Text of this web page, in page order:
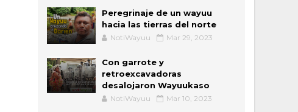
Peregrinaje de un wayuu
hacia las tierras del norte
NotiWayuu Mar 29, 2023
Con garrote y
retroexcavadoras
desalojaron Wayuukaso
NotiWayuu Mar 10, 2023